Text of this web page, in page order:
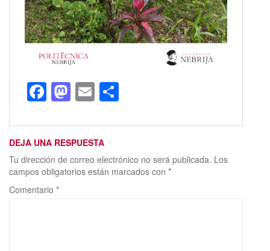
F
e
b
o
o
M
to
d
o
E
ai
l
m
p
ar
DEJA UNA RESPUESTA
Tu dirección de correo electrónico no será publicada. Los
campos obligatorios están marcados con *
Comentario *